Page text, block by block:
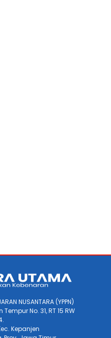
NUSANTARA (YPPN)
No. 31, RT 15 RW
Kepanjen